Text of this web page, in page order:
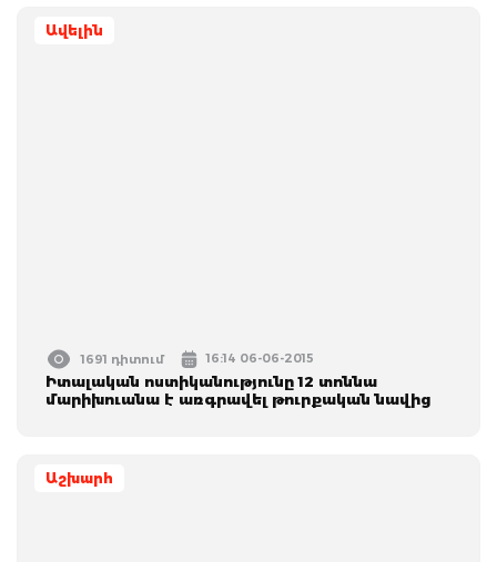
Ավելին
1691 դիտում 16:14 06-06-2015
Իտալական ոստիկանությունը 12 տոննա
մարիխուանա է առգրավել թուրքական նավից
Աշխարհ